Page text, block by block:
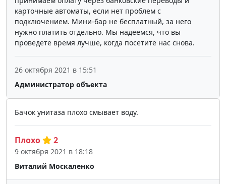
карточные автоматы, если нет проблем с
подключением. Мини-бар не бесплатный, за него
нужно платить отдельно. Мы надеемся, что вы
проведете время лучше, когда посетите нас снова.
Администратор объекта
26 октября 2021 в 15:51
Бачок унитаза плохо смывает воду.
Виталий Москаленко
Плохо 2
9 октября 2021 в 18:18